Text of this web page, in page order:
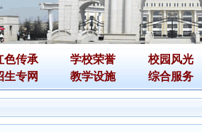
色传承 学校荣誉 校园风光
生专网 教学设施 综合服务